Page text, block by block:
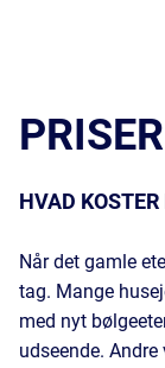
HVAD
Når det gamle
tag. Mange
med nyt
udseende.